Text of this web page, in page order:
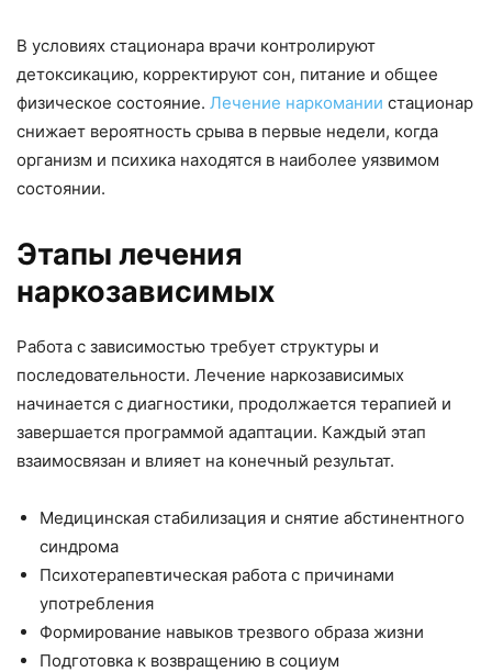
В условиях стационара врачи контролируют
детоксикацию, корректируют сон, питание и общее
физическое состояние. Лечение наркомании стационар
снижает вероятность срыва в первые недели, когда
организм и психика находятся в наиболее уязвимом
состоянии.
Этапы лечения
наркозависимых
Работа с зависимостью требует структуры и
последовательности. Лечение наркозависимых
начинается с диагностики, продолжается терапией и
завершается программой адаптации. Каждый этап
взаимосвязан и влияет на конечный результат.
Медицинская стабилизация и снятие абстинентного
синдрома
Психотерапевтическая работа с причинами
употребления
Формирование навыков трезвого образа жизни
Подготовка к возвращению в социум